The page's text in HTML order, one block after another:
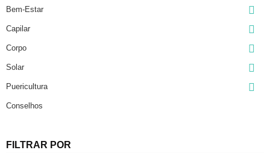
Bem-Estar 
Capilar 
Corpo 
Solar 
Puericultura 
Conselhos
FILTRAR POR